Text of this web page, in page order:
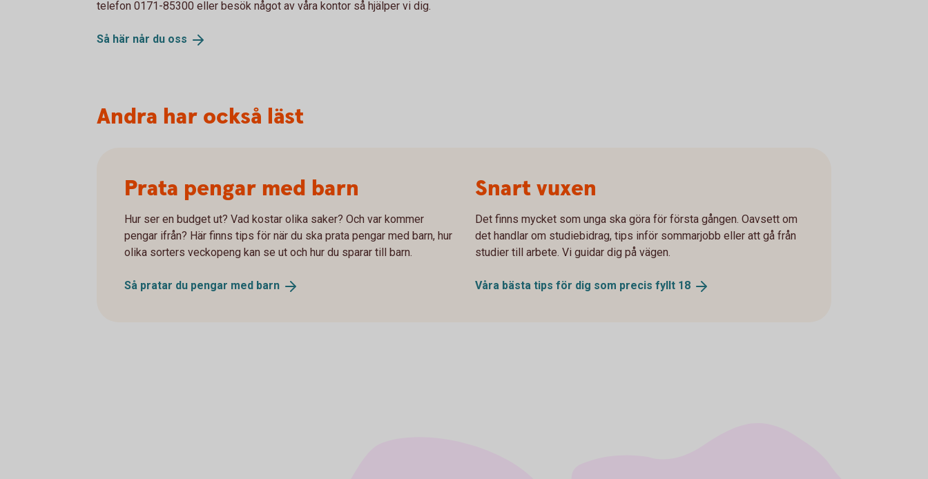
telefon 0171-85300 eller besök något av våra kontor så hjälper vi dig.
Så här når du oss
Andra har också läst
Prata pengar med barn
Hur ser en budget ut? Vad kostar olika saker? Och var kommer
pengar ifrån? Här finns tips för när du ska prata pengar med barn, hur
olika sorters veckopeng kan se ut och hur du sparar till barn.
Så pratar du pengar med barn
Snart vuxen
Det finns mycket som unga ska göra för första gången. Oavsett om
det handlar om studiebidrag, tips inför sommarjobb eller att gå från
studier till arbete. Vi guidar dig på vägen.
Våra bästa tips för dig som precis fyllt 18